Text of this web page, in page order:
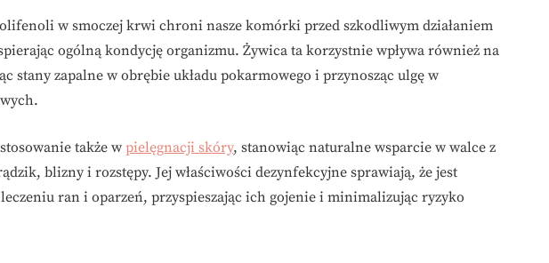
w smoczej krwi chroni nasze komórki przed szkodliwym działaniem
ogólną kondycję organizmu. Żywica ta korzystnie wpływa również na
stany zapalne w obrębie układu pokarmowego i przynosząc ulgę w
także wpielęgnacji skóry, stanowiąc naturalne wsparcie w walce z
blizny i rozstępy. Jej właściwości dezynfekcyjne sprawiają, że jest
ran i oparzeń, przyspieszając ich gojenie i minimalizując ryzyko